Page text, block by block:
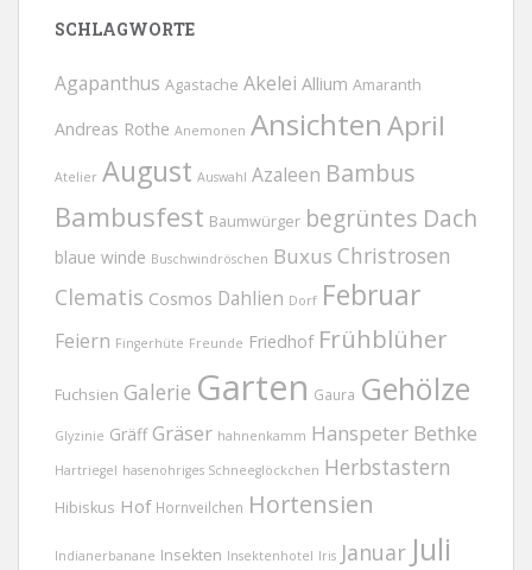
SCHLAGWORTE
Agapanthus Agastache Akelei Allium Amaranth
Andreas Rothe Anemonen AnsichtenApril
Atelier August Auswahl Azaleen Bambus
Bambusfest Baumwürger begrüntes Dach
blaue winde Buschwindröschen Buxus Christrosen
Clematis Cosmos Dahlien Dorf Februar
Feiern Fingerhüte Freunde Friedhof Frühblüher
Fuchsien Galerie Garten Gaura Gehölze
Glyzinie Gräff Gräser hahnenkamm Hanspeter Bethke
Hartriegel hasenohriges Schneeglöckchen Herbstastern
Hibiskus Hof Hornveilchen Hortensien
Indianerbanane Insekten Insektenhotel Iris Januar Juli